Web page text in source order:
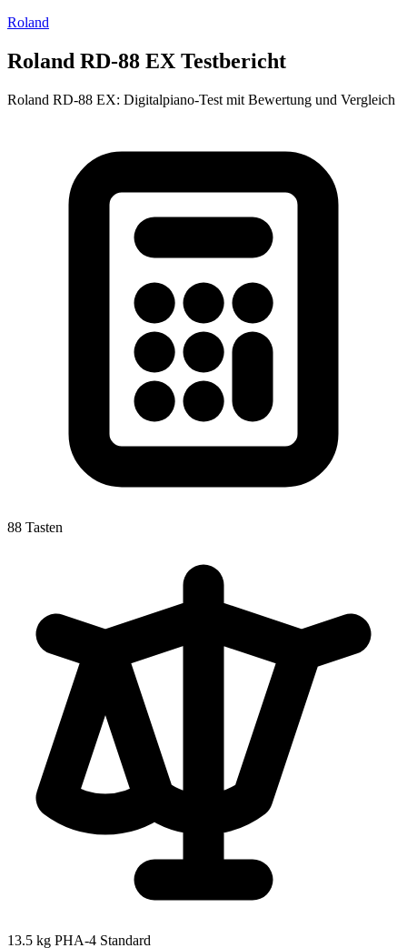
Roland
Roland RD-88 EX Testbericht
Roland RD-88 EX: Digitalpiano-Test mit Bewertung und Vergleich
88 Tasten
13.5 kg PHA-4 Standard